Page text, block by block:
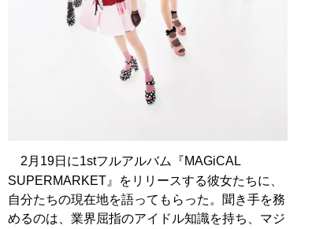
2月19日に1stフルアルバム『MAGiCAL
SUPERMARKET』をリリースする彼女たちに、
自分たちの現在地を語ってもらった。聞き手を務
めるのは、業界屈指のアイドル知識を持ち、マジ